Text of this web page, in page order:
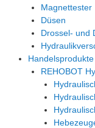
Magnettester
Düsen
Drossel- und
Handelsprodukte
REHOBOT